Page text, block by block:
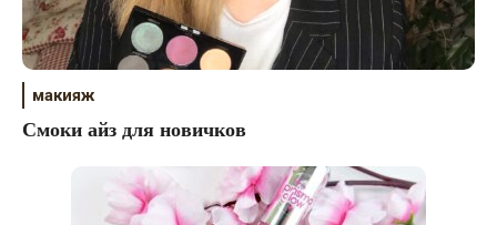
макияж
Cмоки айз для новичков